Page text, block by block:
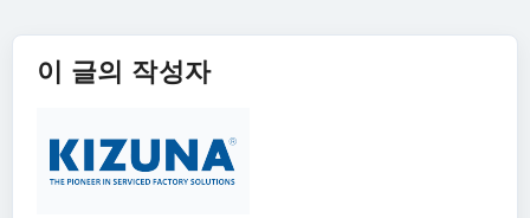
이 글의 작성자